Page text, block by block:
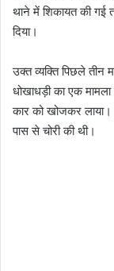
थाने में शिकायत की गई
दिया।
उक्त व्यक्ति पिछले तीन
धोखाधड़ी का एक
कार को खोजकर लाया।
पास से चोरी की थी।